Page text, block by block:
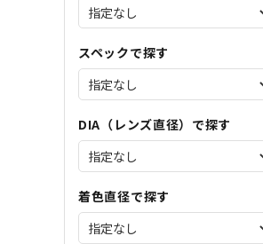
スペックで探す
DIA（レンズ直径）で探す
着色直径で探す